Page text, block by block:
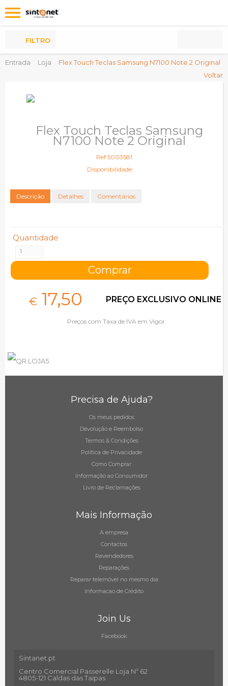
Entrada Loja
Flex Touch Teclas Samsung N7100 Note 2 Original
Voltar
FILTRO
Flex Touch Teclas Samsung
N7100 Note 2 Original
Ref:5003581
Disponibilidade:
Descrição Detalhes Comentários
Quantidade
€ 17,50 PREÇO EXCLUSIVO ONLINE
Preços com Taxa de IVA em Vigor
Precisa de Ajuda?
Os meus pedidos
Devolução e Reembolso
Termos & Condições
Política de Privacidade
Como Comprar
Informação ao Consumidor
Livro de Reclamações
Mais Informação
A empresa
Contactos
Revendedores
Reparações
Reparar telemóvel no mesmo dia
Informacao de Crédito
Join Us
Facebook
Sintanet.pt
Centro Comercial Passerelle Loja Nº 62
4805-121 Caldas das Taipas